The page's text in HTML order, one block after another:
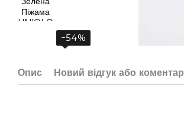
−54%
Опис Новий відгук або коментар